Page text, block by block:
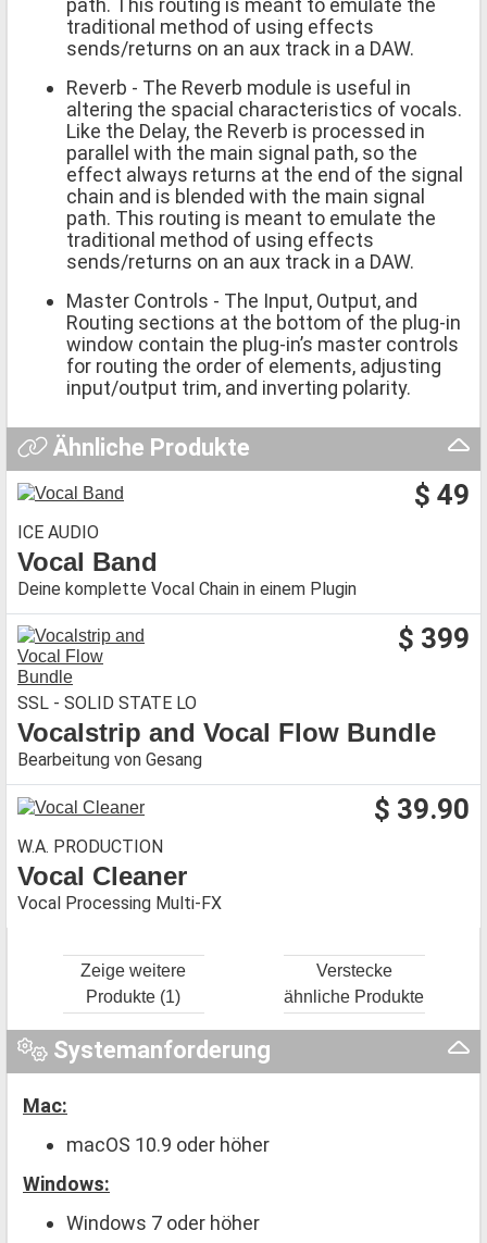
path. This routing is meant to emulate the
traditional method of using effects
sends/returns on an aux track in a DAW.
Reverb - The Reverb module is useful in
altering the spacial characteristics of vocals.
Like the Delay, the Reverb is processed in
parallel with the main signal path, so the
effect always returns at the end of the signal
chain and is blended with the main signal
path. This routing is meant to emulate the
traditional method of using effects
sends/returns on an aux track in a DAW.
Master Controls - The Input, Output, and
Routing sections at the bottom of the plug-in
window contain the plug-in’s master controls
for routing the order of elements, adjusting
input/output trim, and inverting polarity.
Ähnliche Produkte
$ 49
ICE AUDIO
Vocal Band
Deine komplette Vocal Chain in einem Plugin
$ 399
SSL - SOLID STATE LO
Vocalstrip and Vocal Flow Bundle
Bearbeitung von Gesang
$ 39.90
W.A. PRODUCTION
Vocal Cleaner
Vocal Processing Multi-FX
Zeige weitere
Produkte (1)
Verstecke
ähnliche Produkte
Systemanforderung
Mac:
macOS 10.9 oder höher
Windows:
Windows 7 oder höher